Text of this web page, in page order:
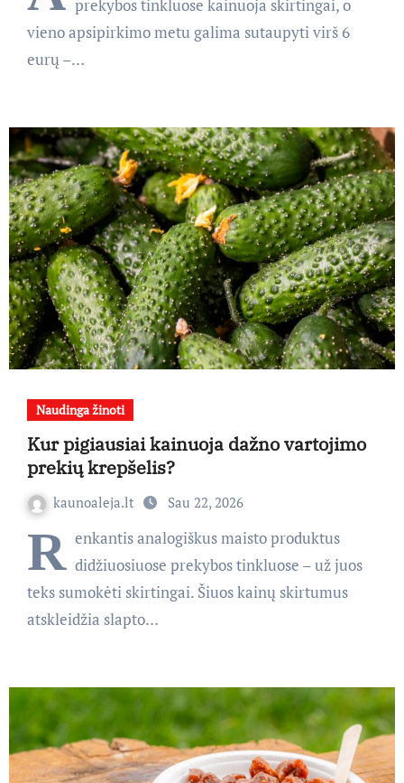
prekybos tinkluose kainuoja skirtingai, o
vieno apsipirkimo metu galima sutaupyti virš 6
eurų –…
Naudinga žinoti
Kur pigiausiai kainuoja dažno vartojimo
prekių krepšelis?
kaunoaleja.lt Sau 22, 2026
R enkantis analogiškus maisto produktus
didžiuosiuose prekybos tinkluose – už juos
teks sumokėti skirtingai. Šiuos kainų skirtumus
atskleidžia slapto…